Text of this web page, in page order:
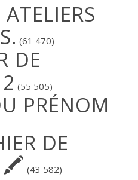
(61 470)
DE
(55 505)
PRÉNOM
DE
🖍 (43 582)